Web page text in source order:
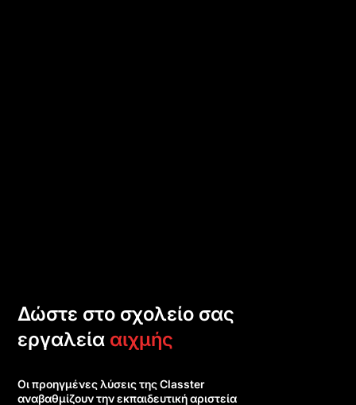
Δώστε στο σχολείο σας
εργαλεία αιχμής
Οι προηγμένες λύσεις της Classter
αναβαθμίζουν την εκπαιδευτική αριστεία